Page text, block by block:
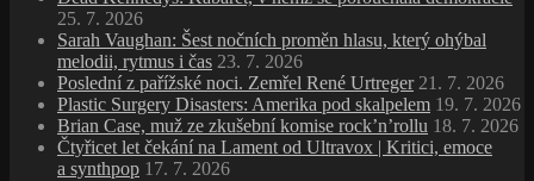
25. 7. 2026
Sarah Vaughan: Šest nočních proměn hlasu, který ohýbal
melodii, rytmus i čas 23. 7. 2026
Poslední z pařížské noci. Zemřel René Urtreger 21. 7. 2026
Plastic Surgery Disasters: Amerika pod skalpelem 19. 7. 2026
Brian Case, muž ze zkušební komise rock’n’rollu 18. 7. 2026
Čtyřicet let čekání na Lament od Ultravox | Kritici, emoce
a synthpop 17. 7. 2026